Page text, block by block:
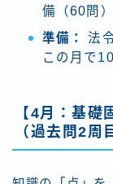
備（60問
準備：
法
この月で
【4月：基
（過去問2周